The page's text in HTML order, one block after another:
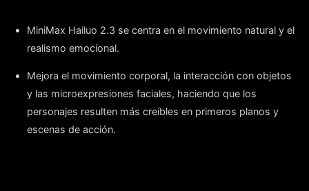
MiniMax Hailuo 2.3 se centra en el movimiento natural y el
realismo emocional.
Mejora el movimiento corporal, la interacción con objetos
y las microexpresiones faciales, haciendo que los
personajes resulten más creíbles en primeros planos y
escenas de acción.